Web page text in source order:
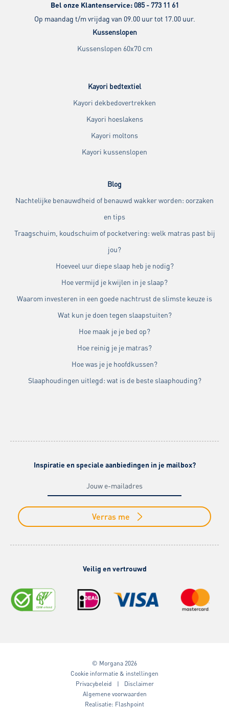
Bel onze Klantenservice: 085 - 773 11 61
Op maandag t/m vrijdag van 09.00 uur tot 17.00 uur.
Kussenslopen
Kussenslopen 60x70 cm
Kayori bedtextiel
Kayori dekbedovertrekken
Kayori hoeslakens
Kayori moltons
Kayori kussenslopen
Blog
Nachtelijke benauwdheid of benauwd wakker worden: oorzaken
en tips
Traagschuim, koudschuim of pocketvering: welk matras past bij
jou?
Hoeveel uur diepe slaap heb je nodig?
Hoe vermijd je kwijlen in je slaap?
Waarom investeren in een goede nachtrust de slimste keuze is
Wat kun je doen tegen slaapstuiten?
Hoe maak je je bed op?
Hoe reinig je je matras?
Hoe was je je hoofdkussen?
Slaaphoudingen uitlegd: wat is de beste slaaphouding?
Inspiratie en speciale aanbiedingen in je mailbox?
Verras me
Veilig en vertrouwd
© Morgana 2026
Cookie informatie & instellingen
Privacybeleid
Disclaimer
Algemene voorwaarden
Realisatie: Flashpoint